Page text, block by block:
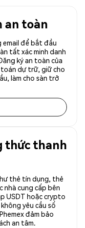
an toàn
email để bắt đầu
tất xác minh danh
ký an toàn của
toán dự trữ, giữ cho
làm cho sàn trở
thức thanh
thẻ tín dụng, thẻ
nhà cung cấp bên
USDT hoặc crypto
yêu cầu số
đảm bảo
an tâm.